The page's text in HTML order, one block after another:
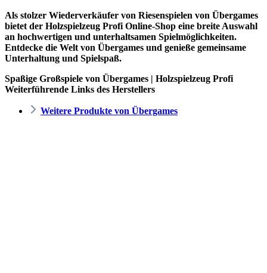
Als stolzer Wiederverkäufer von Riesenspielen von Übergames
bietet der Holzspielzeug Profi Online-Shop eine breite Auswahl
an hochwertigen und unterhaltsamen Spielmöglichkeiten.
Entdecke die Welt von Übergames und genieße gemeinsame
Unterhaltung und Spielspaß.
Spaßige Großspiele von Übergames | Holzspielzeug Profi
Weiterführende Links des Herstellers
Weitere Produkte von Übergames